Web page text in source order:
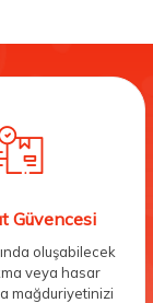
Güvencesi
oluşabilecek
veya hasar
mağduriyetinizi